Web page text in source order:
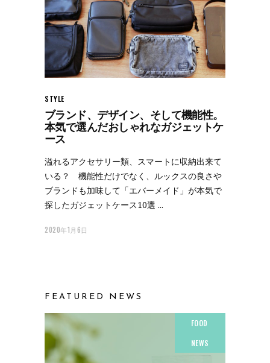
STYLE
ブランド、デザイン、そして機能性。
本気で選んだおしゃれなガジェットケ
ース
溢れるアクセサリー類、スマートに収納出来て
いる？ 機能性だけでなく、ルックスの良さや
ブランドも加味して「エバーメイド」が本気で
探したガジェットケース10選
2020年1月6日
FEATURED NEWS
FOOD
NEWS